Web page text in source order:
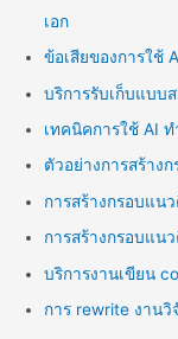
เอก
ข้อเสียของการใช้
บริการรับเก็บแบบ
เทคนิคการใช้ AI
ตัวอย่างการสร้าง
การสร้างกรอบแน
การสร้างกรอบแน
บริการงานเขียน
การ rewrite งานวิ